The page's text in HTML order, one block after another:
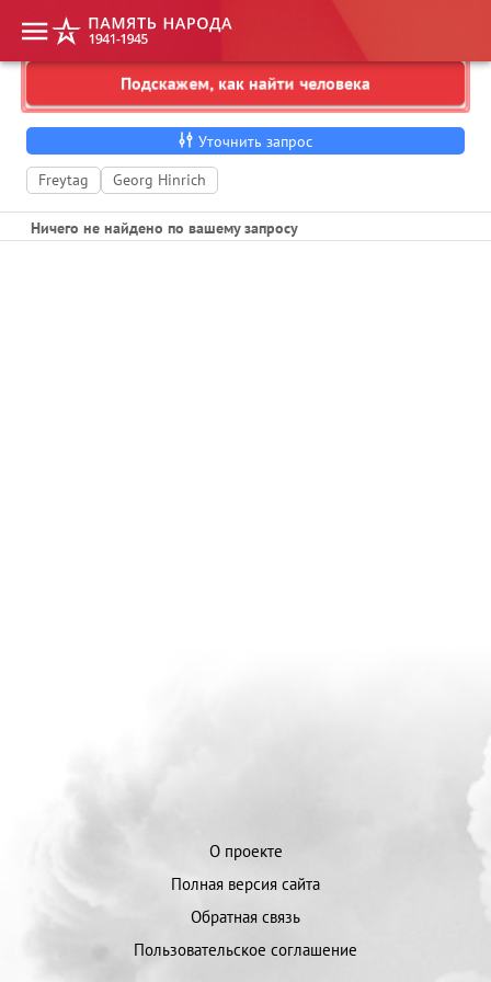
Подскажем, как найти человека
Укажите фамилию, имя, отчество
Уточнить запрос
Freytag
Georg Hinrich
Ничего не найдено по вашему запросу
О проекте
Полная версия сайта
Обратная связь
Пользовательское соглашение